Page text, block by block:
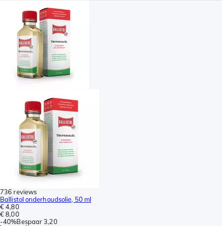
736 reviews
Ballistol onderhoudsolie, 50 ml
€ 4,80
€ 8,00
-40%Bespaar 3,20